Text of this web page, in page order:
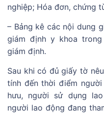
nghiệp; Hóa đơn, chứng
– Bảng kê các nội dung
giám định y khoa
giám định.
Sau khi có đủ giấy tờ
tính đến thời điểm
hưu, người sử dụng
người lao động đang